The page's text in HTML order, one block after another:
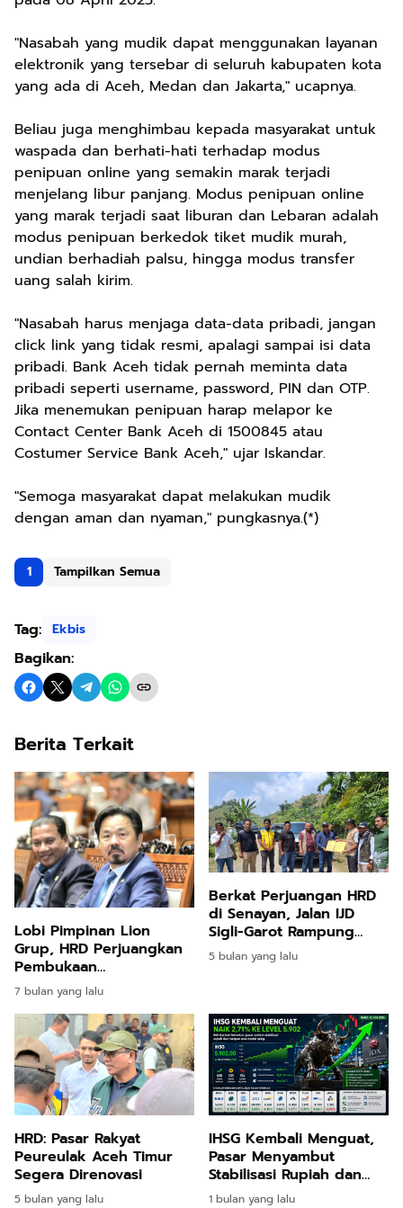
"Nasabah yang mudik dapat menggunakan layanan
elektronik yang tersebar di seluruh kabupaten kota
yang ada di Aceh, Medan dan Jakarta," ucapnya.
Beliau juga menghimbau kepada masyarakat untuk
waspada dan berhati-hati terhadap modus
penipuan online yang semakin marak terjadi
menjelang libur panjang. Modus penipuan online
yang marak terjadi saat liburan dan Lebaran adalah
modus penipuan berkedok tiket mudik murah,
undian berhadiah palsu, hingga modus transfer
uang salah kirim.
"Nasabah harus menjaga data-data pribadi, jangan
click link yang tidak resmi, apalagi sampai isi data
pribadi. Bank Aceh tidak pernah meminta data
pribadi seperti username, password, PIN dan OTP.
Jika menemukan penipuan harap melapor ke
Contact Center Bank Aceh di 1500845 atau
Costumer Service Bank Aceh," ujar Iskandar.
"Semoga masyarakat dapat melakukan mudik
dengan aman dan nyaman," pungkasnya.(*)
1 Tampilkan Semua
Tag: Ekbis
Bagikan:
Berita Terkait
Lobi Pimpinan Lion
Grup, HRD Perjuangkan
Pembukaan
Penerbangan ke
Bandara Rembele Setiap
Hari
7 bulan yang lalu
Berkat Perjuangan HRD
di Senayan, Jalan IJD
Sigli-Garot Rampung
Dikerjakan
5 bulan yang lalu
HRD: Pasar Rakyat
Peureulak Aceh Timur
Segera Direnovasi
5 bulan yang lalu
IHSG Kembali Menguat,
Pasar Menyambut
Stabilisasi Rupiah dan
Harapan Arus Modal
1 bulan yang lalu